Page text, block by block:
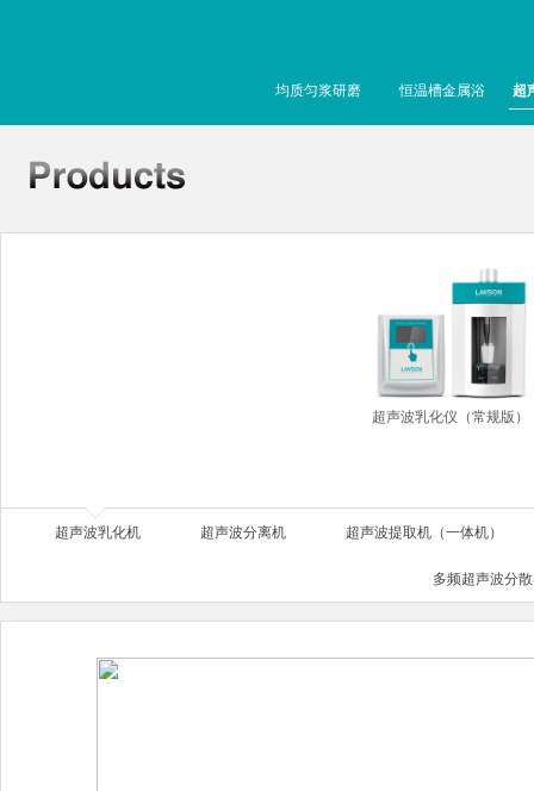
均质匀浆研磨 恒温槽金属浴 超
超声波乳化仪（常规版）
超声波乳化机 超声波分离机 超声波提取机（一体机）
多频超声波分